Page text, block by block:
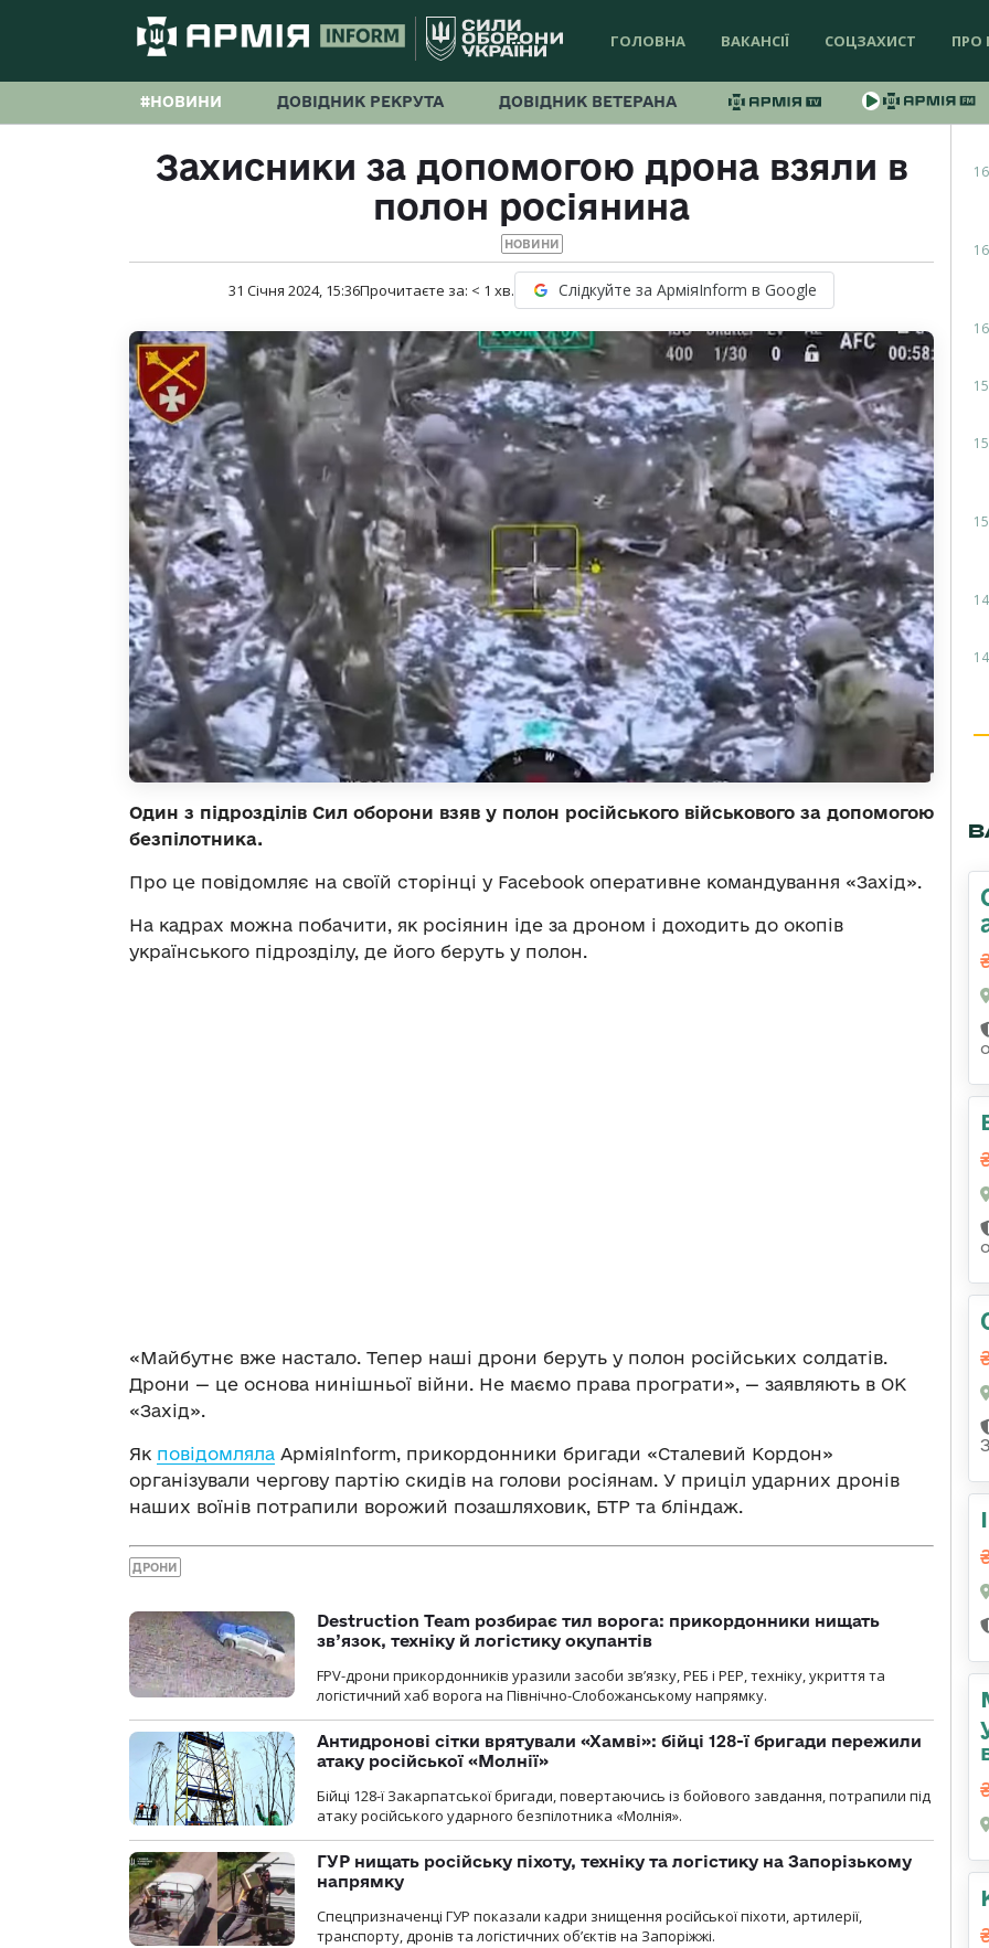
ГОЛОВНА ВАКАНСІЇ СОЦЗАХИСТ ПРО
#НОВИНИ ДОВІДНИК РЕКРУТА ДОВІДНИК ВЕТЕРАНА
Захисники за допомогою дрона взяли в
полон росіянина
НОВИНИ
31 Січня 2024, 15:36Прочитаєте за: < 1 хв. Слідкуйте за АрміяInform в Google
Один з підрозділів Сил оборони взяв у полон російського військового за допомогою
безпілотника.
Про це повідомляє на своїй сторінці у Facebook оперативне командування «Захід».
На кадрах можна побачити, як росіянин іде за дроном і доходить до окопів
українського підрозділу, де його беруть у полон.
«Майбутнє вже настало. Тепер наші дрони беруть у полон російських солдатів.
Дрони — це основа нинішньої війни. Не маємо права програти», — заявляють в ОК
«Захід».
Як повідомляла АрміяInform, прикордонники бригади «Сталевий Кордон»
організували чергову партію скидів на голови росіянам. У приціл ударних дронів
наших воїнів потрапили ворожий позашляховик, БТР та бліндаж.
ДРОНИ
Destruction Team розбирає тил ворога: прикордонники нищать
зв’язок, техніку й логістику окупантів
FPV-дрони прикордонників уразили засоби зв’язку, РЕБ і РЕР, техніку, укриття та
логістичний хаб ворога на Північно-Слобожанському напрямку.
Антидронові сітки врятували «Хамві»: бійці 128-ї бригади пережили
атаку російської «Молнії»
Бійці 128-ї Закарпатської бригади, повертаючись із бойового завдання, потрапили під
атаку російського ударного безпілотника «Молнія».
ГУР нищать російську піхоту, техніку та логістику на Запорізькому
напрямку
Спецпризначенці ГУР показали кадри знищення російської піхоти, артилерії,
транспорту, дронів та логістичних об’єктів на Запоріжжі.